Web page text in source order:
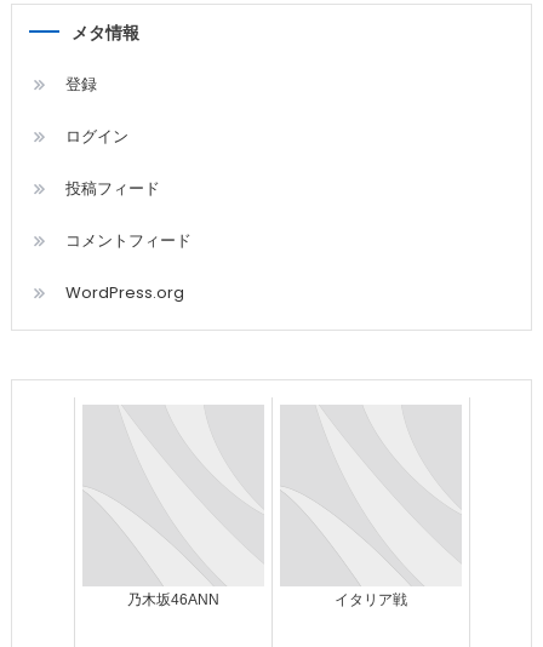
メタ情報
登録
ログイン
投稿フィード
コメントフィード
WordPress.org
乃木坂46ANN イタリア戦